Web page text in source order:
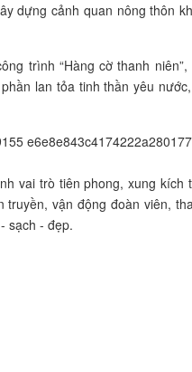
dựng cảnh quan nông thôn
trình “Hàng cờ thanh
lan tỏa tinh thần yêu
vai trò tiên phong, xung
vận động đoàn viên,
sạch - đẹp.